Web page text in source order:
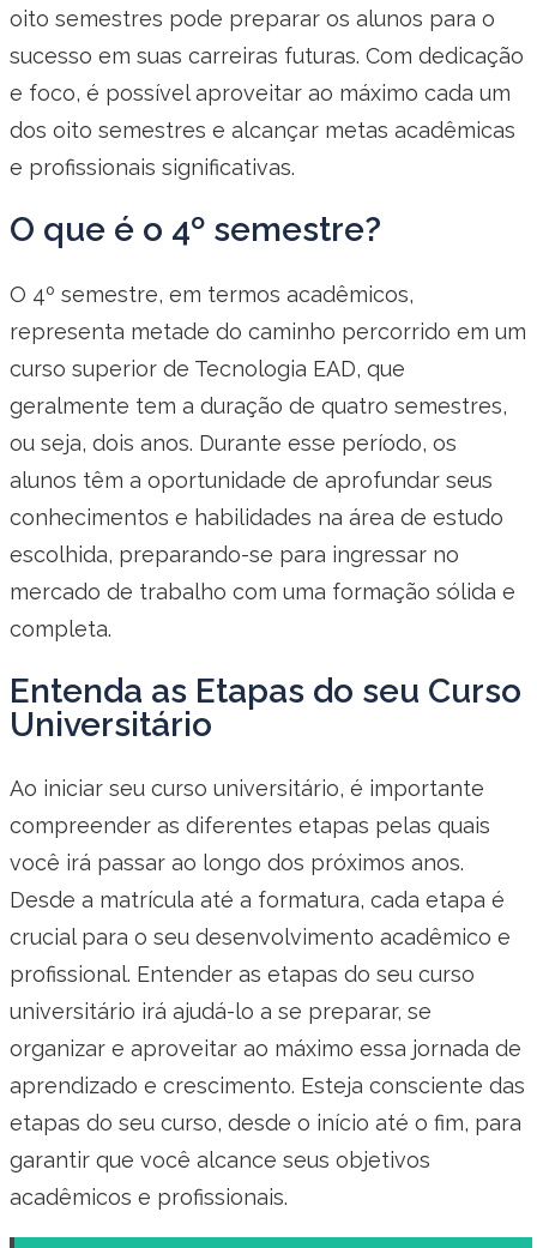
oito semestres pode preparar os alunos para o
sucesso em suas carreiras futuras. Com dedicação
e foco, é possível aproveitar ao máximo cada um
dos oito semestres e alcançar metas acadêmicas
e profissionais significativas.
O que é o 4º semestre?
O 4º semestre, em termos acadêmicos,
representa metade do caminho percorrido em um
curso superior de Tecnologia EAD, que
geralmente tem a duração de quatro semestres,
ou seja, dois anos. Durante esse período, os
alunos têm a oportunidade de aprofundar seus
conhecimentos e habilidades na área de estudo
escolhida, preparando-se para ingressar no
mercado de trabalho com uma formação sólida e
completa.
Entenda as Etapas do seu Curso
Universitário
Ao iniciar seu curso universitário, é importante
compreender as diferentes etapas pelas quais
você irá passar ao longo dos próximos anos.
Desde a matrícula até a formatura, cada etapa é
crucial para o seu desenvolvimento acadêmico e
profissional. Entender as etapas do seu curso
universitário irá ajudá-lo a se preparar, se
organizar e aproveitar ao máximo essa jornada de
aprendizado e crescimento. Esteja consciente das
etapas do seu curso, desde o início até o fim, para
garantir que você alcance seus objetivos
acadêmicos e profissionais.